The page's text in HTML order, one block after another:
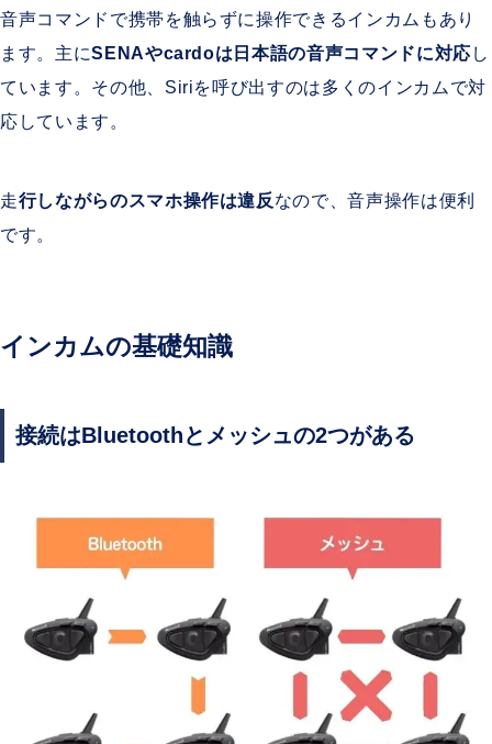
音声コマンドで携帯を触らずに操作できるインカムもあり
ます。主にSENAやcardoは日本語の音声コマンドに対応 し
ています。その他、Siriを呼び出すのは多くのインカムで対
応しています。
走行しながらのスマホ操作は違反なので、音声操作は便利
です。
インカムの基礎知識
接続はBluetoothとメッシュの2つがある